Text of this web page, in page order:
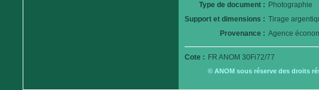
Type de document : Photographie
Support et dimensions : Tirage
Provenance : Agence
Cote : FR ANOM 30Fi72/77
© ANOM sous réserve des droits